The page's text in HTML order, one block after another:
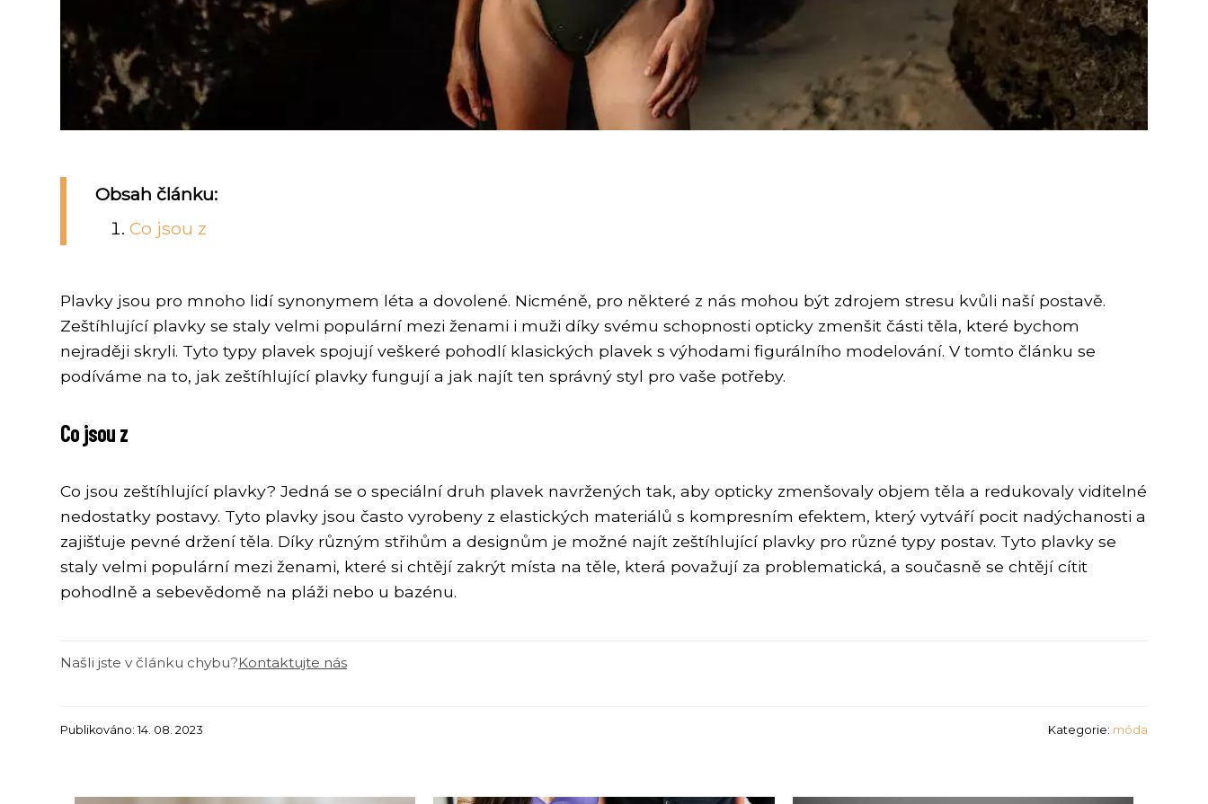
Obsah článku:
Co jsou z
Plavky jsou pro mnoho lidí synonymem léta a dovolené. Nicméně, pro některé z nás mohou být zdrojem stresu kvůli naší postavě.
Zeštíhlující plavky se staly velmi populární mezi ženami i muži díky svému schopnosti opticky zmenšit části těla, které bychom
nejraději skryli. Tyto typy plavek spojují veškeré pohodlí klasických plavek s výhodami figurálního modelování. V tomto článku se
podíváme na to, jak zeštíhlující plavky fungují a jak najít ten správný styl pro vaše potřeby.
Co jsou z
Co jsou zeštíhlující plavky? Jedná se o speciální druh plavek navržených tak, aby opticky zmenšovaly objem těla a redukovaly viditelné
nedostatky postavy. Tyto plavky jsou často vyrobeny z elastických materiálů s kompresním efektem, který vytváří pocit nadýchanosti a
zajišťuje pevné držení těla. Díky různým střihům a designům je možné najít zeštíhlující plavky pro různé typy postav. Tyto plavky se
staly velmi populární mezi ženami, které si chtějí zakrýt místa na těle, která považují za problematická, a současně se chtějí cítit
pohodlně a sebevědomě na pláži nebo u bazénu.
Našli jste v článku chybu?Kontaktujte nás
Publikováno: 14. 08. 2023 Kategorie: móda